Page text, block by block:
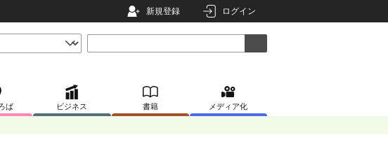
新規登録 ログイン
ば ビジネス 書籍 メディア化